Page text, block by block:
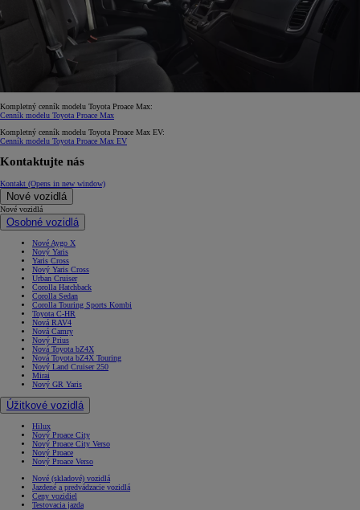
Kompletný cenník modelu Toyota Proace Max:
Cenník modelu Toyota Proace Max
Kompletný cenník modelu Toyota Proace Max EV:
Cenník modelu Toyota Proace Max EV
Kontaktujte nás
Kontakt (Opens in new window)
Nové vozidlá
Nové vozidlá
Osobné vozidlá
Nové Aygo X
Nový Yaris
Yaris Cross
Nový Yaris Cross
Urban Cruiser
Corolla Hatchback
Corolla Sedan
Corolla Touring Sports Kombi
Toyota C-HR
Nová RAV4
Nová Camry
Nový Prius
Nová Toyota bZ4X
Nová Toyota bZ4X Touring
Nový Land Cruiser 250
Mirai
Nový GR Yaris
Úžitkové vozidlá
Hilux
Nový Proace City
Nový Proace City Verso
Nový Proace
Nový Proace Verso
Nové (skladové) vozidlá
Jazdené a predvádzacie vozidlá
Ceny vozidiel
Testovacia jazda